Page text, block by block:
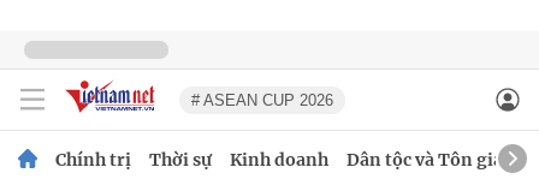
# ASEAN CUP 2026
Chính trị Thời sự Kinh doanh Dân tộc và Tôn giáo